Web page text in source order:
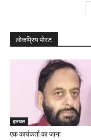
लोकप्रिय पोस्ट
हलचल
एक कार्यकर्ता का जाना